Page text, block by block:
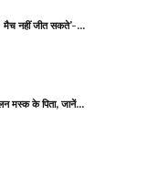
नहीं जीत सकते’-…
मस्क के पिता, जानें…